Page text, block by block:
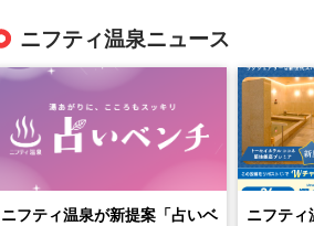
ニフティ温泉ニュース
ニフティ温泉が新提案「占いベ
ニフティ